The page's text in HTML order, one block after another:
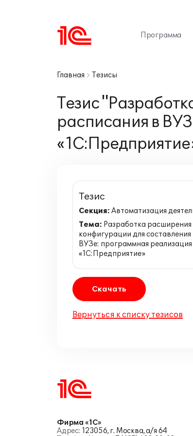
Программа
Главная Тезисы
Тезис
расписания в
Тезис
Секция: Автоматизация
Тема: Разработка расширения
конфигурации для
ВУЗе: программная
«1С:Предприятие»
Скачать
Вернуться к списку тезисов
Фирма «1С»
Адрес: 123056, г. Москва, а/я 64